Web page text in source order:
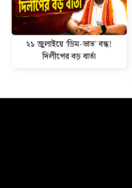
২১ জুলাইয়ে ‘ডিম-ভাত’ বন্ধ!
দিলীপের বড় বার্তা